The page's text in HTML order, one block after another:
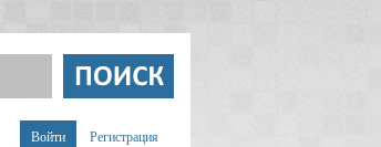
Войти Регистрация